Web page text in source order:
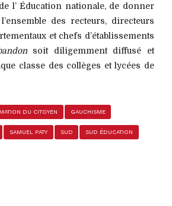
l’ Éducation nationale, de donner
des recteurs, directeurs
et chefs d’établissements
soit diligemment diffusé et
classe des collèges et lycées de
DU CITOYEN GAUCHISME
SAMUEL PATY SUD SUD ÉDUCATION